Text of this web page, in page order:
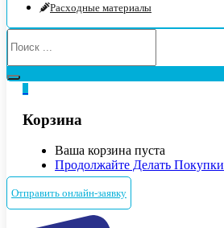
Расходные материалы
Корзина
Ваша корзина пуста
Продолжайте Делать Покупки
Отправить онлайн-заявку